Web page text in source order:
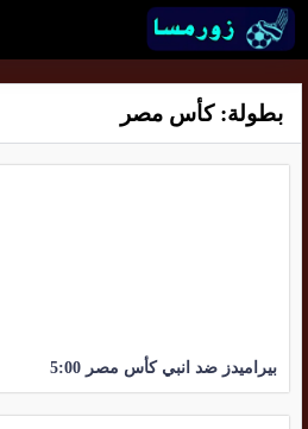
بطولة:كأس مصر
بيراميدز ضد انبي كأس مصر 5:00